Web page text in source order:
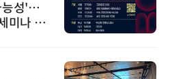
능성'…
미나 페